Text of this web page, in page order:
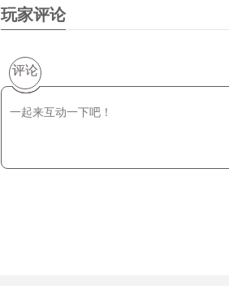
大门五朗-DAIMON 风林火山 前下前后
泰利-TERRY 上升力量 下前下前+轻拳
安迪-ANDY 斩影裂破 下前下前+轻拳重
东丈-JOE 双重热带低压 下前下前+轻
坂岐獠-RYO 天地霸煌拳 下前下前+轻拳
玩家评论
评论